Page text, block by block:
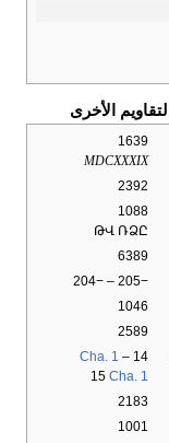
1639
MDCXXXIX
2392
1088
ԹՎ ՌՁԸ
6389
−205 – −204
1046
2589
14
Cha. 1 –
15 Cha. 1
2183
1001